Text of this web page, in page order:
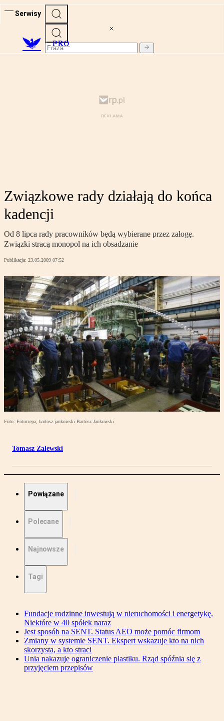
Serwisy
PRO
Związkowe rady działają do końca
kadencji
Od 8 lipca rady pracowników będą wybierane przez załogę.
Związki stracą monopol na ich obsadzanie
Publikacja: 23.05.2009 07:52
Foto: Fotorzepa, bartosz jankowski Bartosz Jankowski
Tomasz Zalewski
Powiązane
Polecane
Najnowsze
Tagi
Fundacje rodzinne inwestują w nieruchomości i energetykę.
Niektóre w 40 spółek naraz
Jest sposób na SENT. Status AEO może pomóc firmom
Zmiany w systemie SENT. Ekspert wskazuje kto na nich
skorzysta, a kto straci
Unia nakazuje ograniczenie plastiku. Rząd spóźnia się z
przyjęciem przepisów